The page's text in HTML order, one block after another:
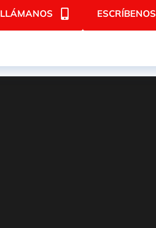
LLÁMANOS ESCRÍBENOS